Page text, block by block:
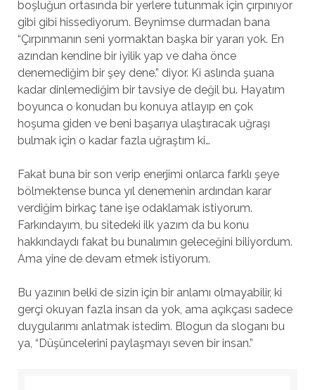
boşluğun ortasında bir yerlere tutunmak için çırpınıyor
gibi gibi hissediyorum. Beynimse durmadan bana
“Çırpınmanın seni yormaktan başka bir yararı yok. En
azından kendine bir iyilik yap ve daha önce
denemediğim bir şey dene.” diyor. Ki aslında şuana
kadar dinlemediğim bir tavsiye de değil bu. Hayatım
boyunca o konudan bu konuya atlayıp en çok
hoşuma giden ve beni başarıya ulaştıracak uğraşı
bulmak için o kadar fazla uğraştım ki…
Fakat buna bir son verip enerjimi onlarca farklı şeye
bölmektense bunca yıl denemenin ardından karar
verdiğim birkaç tane işe odaklamak istiyorum.
Farkındayım, bu sitedeki ilk yazım da bu konu
hakkındaydı fakat bu bunalımın geleceğini biliyordum.
Ama yine de devam etmek istiyorum.
Bu yazının belki de sizin için bir anlamı olmayabilir, ki
gerçi okuyan fazla insan da yok, ama açıkçası sadece
duygularımı anlatmak istedim. Blogun da sloganı bu
ya, “Düşüncelerini paylaşmayı seven bir insan.”